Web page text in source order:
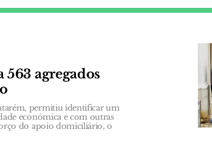
agregados
permitiu identificar um
económica e com outras
do apoio domiciliário, o